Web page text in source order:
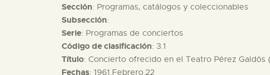
Sección: Programas, catálogos y coleccionables
Subsección:
Serie: Programas de conciertos
Código de clasificación: 3.1
Título: Concierto ofrecido en el Teatro Pérez Galdós
Fechas: 1961.Febrero.22